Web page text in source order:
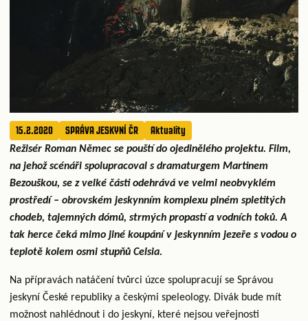
15.2.2020 SPRÁVA JESKYNÍ ČR Aktuality
Režisér Roman Němec se pouští do ojedinělého projektu. Film,
na jehož scénáři spolupracoval s dramaturgem Martinem
Bezouškou, se z velké části odehrává ve velmi neobvyklém
prostředí – obrovském jeskynním komplexu plném spletitých
chodeb, tajemných dómů, strmých propastí a vodních toků. A
tak herce čeká mimo jiné koupání v jeskynním jezeře s vodou o
teplotě kolem osmi stupňů Celsia.
Na přípravách natáčení tvůrci úzce spolupracují se Správou
jeskyní České republiky a českými speleology. Divák bude mít
možnost nahlédnout i do jeskyní, které nejsou veřejnosti